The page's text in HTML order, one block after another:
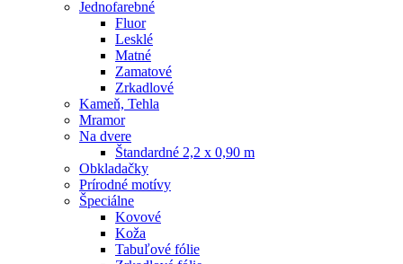
Jednofarebné
Fluor
Lesklé
Matné
Zamatové
Zrkadlové
Kameň, Tehla
Mramor
Na dvere
Štandardné 2,2 x 0,90 m
Obkladačky
Prírodné motívy
Špeciálne
Kovové
Koža
Tabuľové fólie